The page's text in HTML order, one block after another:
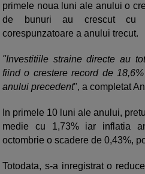
primele noua luni ale anului o
de bunuri au crescut cu
corespunzatoare a anului trecut.
"Investitiile straine directe au
fiind o crestere record de
anului precedent", a completat
In primele 10 luni ale anului,
medie cu 1,73% iar inflatia
octombrie o scadere de 0,43%,
Totodata, s-a inregistrat o